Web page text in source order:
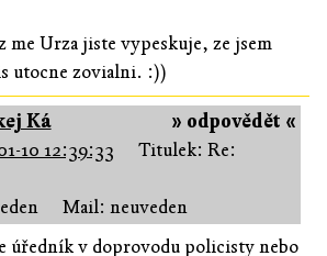
me Urza jiste vypeskuje, ze jsem
utocne zovialni. :))
» odpovědět «
Ká
10 12:39:33
Titulek: Re:
Mail: neuveden
úředník v doprovodu policisty nebo